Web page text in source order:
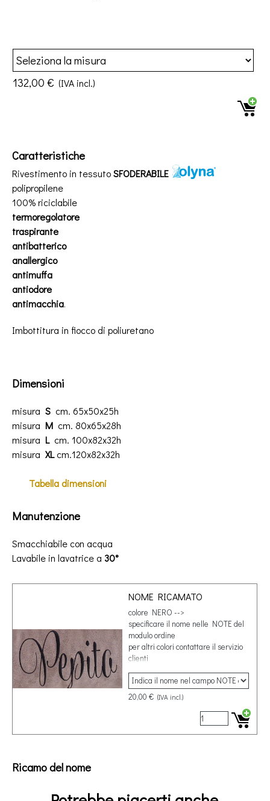
132,00 € (IVA incl.)
Caratteristiche
Rivestimento in tessutoSFODERABILE
polipropilene
100% riciclabile
termoregolatore
traspirante
antibatterico
anallergico
antimuffa
antiodore
antimacchia.
Imbottitura in fiocco di poliuretano
Dimensioni
misura S cm. 65x50x25h
misura M cm. 80x65x28h
misura L cm. 100x82x32h
misura XLcm.120x82x32h
Tabelladimensioni
Manutenzione
Smacchiabile con acqua
Lavabile in lavatrice a 30°
NOME RICAMATO
colore NERO -->
specificare il nome nelle NOTE del
modulo ordine
per altri colori contattare il servizio
clienti
20,00 € (IVA incl.)
Ricamo del nome